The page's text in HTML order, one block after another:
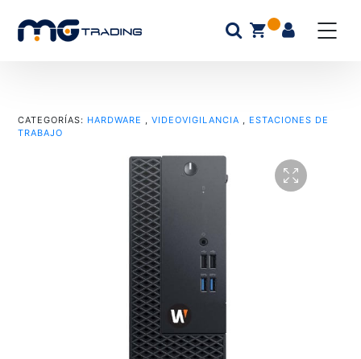
CATEGORÍAS: HARDWARE ,VIDEOVIGILANCIA , ESTACIONES DE
TRABAJO